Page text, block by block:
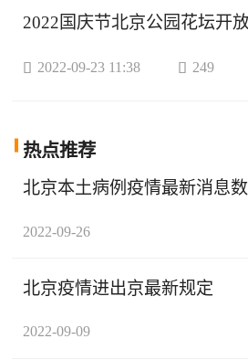
2022国庆节北京公园花坛开放
 2022-09-23 11:38  249
热点推荐
北京本土病例疫情最新消息
2022-09-26
北京疫情进出京最新规定
2022-09-09